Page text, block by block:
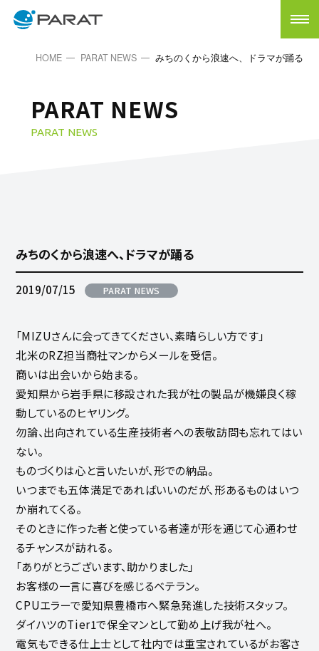
PARAT NEWS
PARAT NEWS
HOME PARAT NEWS みちのくから浪速へ、ドラマが踊る
みちのくから浪速へ、ドラマが踊る
2019/07/15 PARAT NEWS
「MIZUさんに会ってきてください、素晴らしい方です」
北米のRZ担当商社マンからメールを受信。
商いは出会いから始まる。
愛知県から岩手県に移設された我が社の製品が機嫌良く稼
動しているのヒヤリング。
勿論、出向されている生産技術者への表敬訪問も忘れてはい
ない。
ものづくりは心と言いたいが、形での納品。
いつまでも五体満足であればいいのだが、形あるものはいつ
か崩れてくる。
そのときに作った者と使っている者達が形を通じて心通わせ
るチャンスが訪れる。
「ありがとうございます、助かりました」
お客様の一言に喜びを感じるベテラン。
CPUエラーで愛知県豊橋市へ緊急発進した技術スタッフ。
ダイハツのTier1で保全マンとして勤め上げ我が社へ。
電気もできる仕上士として社内では重宝されているがお客さ